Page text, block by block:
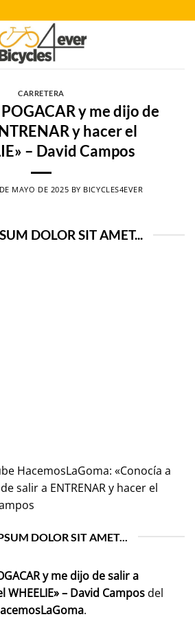
CARRETERA
y me dijo de
y hacer el
– David Campos
MAYO DE 2025 BY BICYCLES4EVER
DOLOR SIT AMET...
HacemosLaGoma: «Conocía a
salir a ENTRENAR y hacer el
DOLOR SIT AMET...
y me dijo de salir a
WHEELIE» – David Camposdel
.